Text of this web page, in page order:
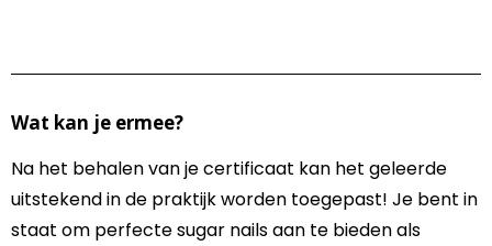
Wat kan je ermee?
Na het behalen van je certificaat kan het geleerde
uitstekend in de praktijk worden toegepast! Je bent in
staat om perfecte sugar nails aan te bieden als